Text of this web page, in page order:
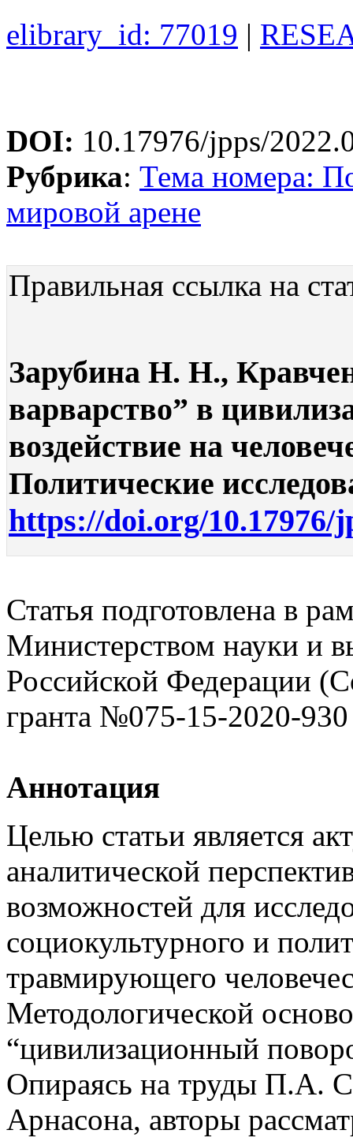
elibrary_id: 77019 |
DOI: 10.17976/jpps/
Рубрика: Тема номера:
мировой арене
Правильная ссылка на
Зарубина Н. Н.,
варварство” в
воздействие на
Политические
https://doi.org/10.17976/
Статья подготовлена в
Министерством науки и
Российской Федерации
гранта №075-15-2020-
Аннотация
Целью статьи является
аналитической
возможностей для
социокультурного и
травмирующего
Методологической
“цивилизационный
Опираясь на труды П.А.
Арнасона, авторы